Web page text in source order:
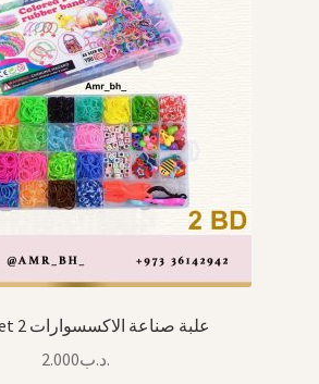
Beads Set 2 علبة صناعة الاكسسوارات
.د.ب2.000